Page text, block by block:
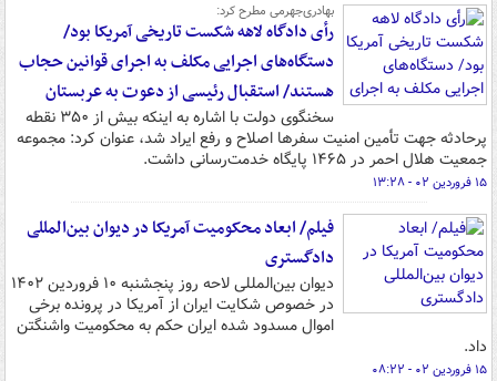
بهادری‌جهرمی مطرح کرد:
رأی دادگاه لاهه شکست تاریخی آمریکا بود/
دستگاه‌های اجرایی مکلف به اجرای قوانین حجاب
هستند/ استقبال رئیسی از دعوت به عربستان
سخنگوی دولت با اشاره به اینکه بیش از ۳۵۰ نقطه
پرحادثه جهت تأمین امنیت سفرها اصلاح و رفع ایراد شد، عنوان کرد: مجموعه
جمعیت هلال احمر در ۱۴۶۵ پایگاه خدمت‌رسانی داشت.
۱۵ فروردین ۰۲ - ۱۳:۲۸
فیلم/ ابعاد محکومیت آمریکا در دیوان بین‌المللی
دادگستری
دیوان بین‌المللی لاحه روز پنجشنبه ۱۰ فروردین ۱۴۰۲
در خصوص شکایت ایران از آمریکا در پرونده برخی
اموال مسدود شده ایران حکم به محکومیت واشنگتن
داد.
۱۵ فروردین ۰۲ - ۰۸:۲۲